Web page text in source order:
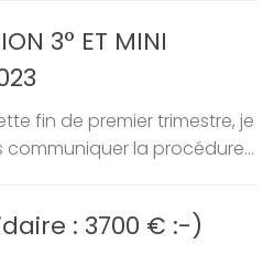
3° ET MINI
fin de premier trimestre, je
communiquer la procédure...
: 3700 € :-)